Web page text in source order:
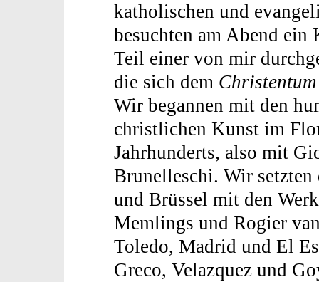
katholischen und
besuchten am Abend
Teil einer von mir
die sich dem
Wir begannen mit den
christlichen Kunst im
Jahrhunderts, also mit
Brunelleschi. Wir
und Brüssel mit den
Memlings und Rogier
Toledo, Madrid und El
Greco, Velazquez und